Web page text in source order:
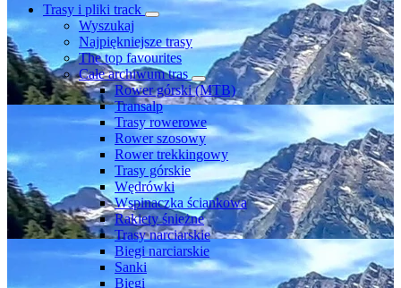
Trasy i pliki track
Wyszukaj
Najpiękniejsze trasy
The top favourites
Całe archiwum tras
Rower górski (MTB)
Transalp
Trasy rowerowe
Rower szosowy
Rower trekkingowy
Trasy górskie
Wędrówki
Wspinaczka ściankowa
Rakiety śnieżne
Trasy narciarskie
Biegi narciarskie
Sanki
Biegi